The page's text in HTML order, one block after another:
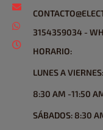
3154359034 -
HORARIO:
LUNES A VIERNES:
8:30 AM -11:50
SÁBADOS: 8:30